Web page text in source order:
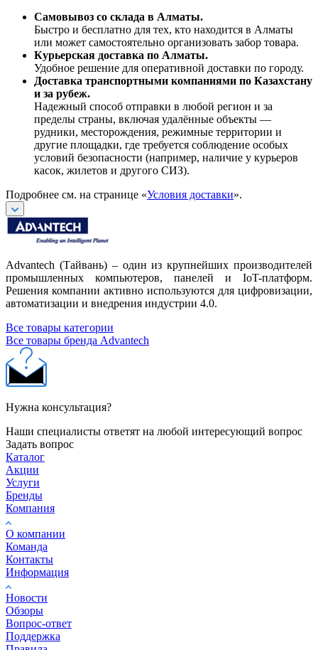
Самовывоз со склада в Алматы.
Быстро и бесплатно для тех, кто находится в Алматы
или может самостоятельно организовать забор товара.
Курьерская доставка по Алматы.
Удобное решение для оперативной доставки по городу.
Доставка транспортными компаниями по Казахстану
и за рубеж.
Надежный способ отправки в любой регион и за
пределы страны, включая удалённые объекты —
рудники, месторождения, режимные территории и
другие площадки, где требуется соблюдение особых
условий безопасности (например, наличие у курьеров
касок, жилетов и другого СИЗ).
Подробнее см. на странице «Условия доставки».
Advantech (Тайвань) – один из крупнейших производителей
промышленных компьютеров, панелей и IoT-платформ.
Решения компании активно используются для цифровизации,
автоматизации и внедрения индустрии 4.0.
Все товары категории
Все товары бренда Advantech
Нужна консультация?
Наши специалисты ответят на любой интересующий вопрос
Задать вопрос
Каталог
Акции
Услуги
Бренды
Компания
О компании
Команда
Контакты
Информация
Новости
Обзоры
Вопрос-ответ
Поддержка